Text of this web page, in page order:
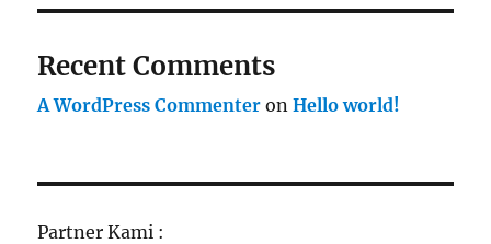
Recent Comments
A WordPress Commenter onHello world!
Partner Kami :